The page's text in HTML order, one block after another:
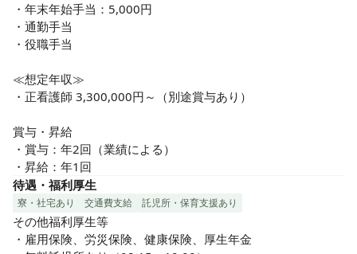
・年末年始手当：5,000円
・通勤手当
・役職手当
≪想定年収≫
・正看護師 3,300,000円～（別途賞与あり）
賞与・昇給
・賞与：年2回（業績による）
・昇給：年1回
待遇・福利厚生
寮・社宅あり 交通費支給 託児所・保育支援あり
その他福利厚生等
・雇用保険、労災保険、健康保険、厚生年金